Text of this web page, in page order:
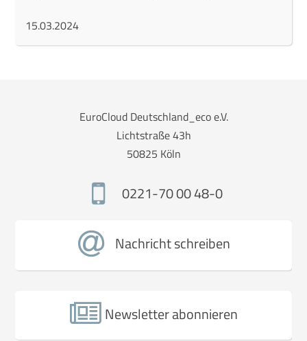
15.03.2024
EuroCloud Deutschland_eco e.V.
Lichtstraße 43h
50825 Köln
0221-70 00 48-0
Nachricht schreiben
Newsletter abonnieren